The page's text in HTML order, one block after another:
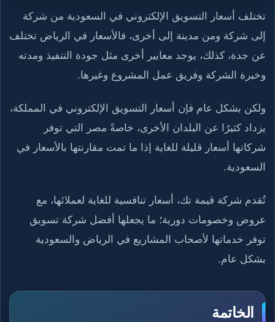
تختلف أسعار التسويق الإلكتروني في السعودية من شركة
إلى شركة ومن مدينة إلى أخرى، فالأسعار في الرياض تختلف
عن جدة، كذلك، يوجد معايير أخرى مثل جودة التنفيذ ومدته
وخبرة الشركة وفريق عمل المشروع وغيرها.
ولكن بشكل عام فإن أسعار التسويق الإلكتروني في المملكة،
يزداد كثيرًا عن البلدان الأخرى، خاصةً مصر التي توفر
شركاتها أسعار قليلة للغاية إذا ما تمت مقارنتها بالأسعار في
السعودية.
تُقدم شركة قيمة تك، أسعار تنافسية للغاية لعملائها، مع
عروض وخصومات دورية؛ ما يجعلها أفضل شركة تسويق
توفر خدماتها لأصحاب المشاريع في الرياض والسعودية
بشكل عام.
الخاتمة